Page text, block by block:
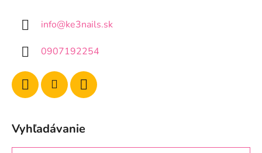
info@ke3nails.sk
0907192254
Vyhľadávanie